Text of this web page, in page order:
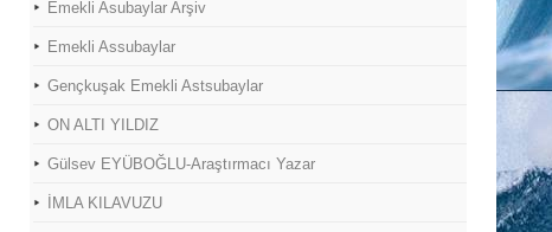
Emekli Asubaylar Arşiv
Emekli Assubaylar
Gençkuşak Emekli Astsubaylar
ON ALTI YILDIZ
Gülsev EYÜBOĞLU-Araştırmacı Yazar
İMLA KILAVUZU